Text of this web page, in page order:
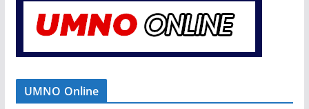
UMNO Online